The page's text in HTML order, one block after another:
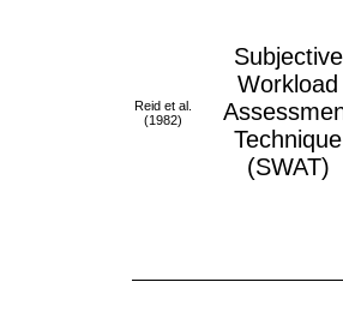
Reid et al.
(1982)
Subjective
Workload
Technique
(SWAT)